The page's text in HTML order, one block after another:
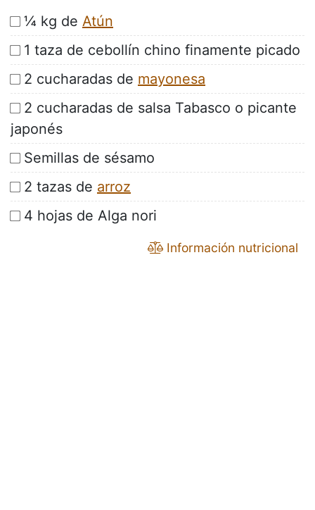
¼ kg de Atún
1 taza de cebollín chino finamente picado
2 cucharadas de mayonesa
2 cucharadas de salsa Tabasco o picante
japonés
Semillas de sésamo
2 tazas de arroz
4 hojas de Alga nori
Información nutricional